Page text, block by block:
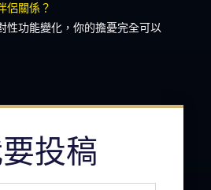
侶關係？
性功能變化，你的擔憂完全可以
投稿